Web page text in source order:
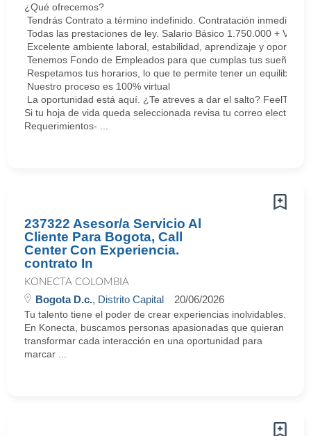
¿Qué ofrecemos?
Tendrás Contrato a término indefinido. Contratación inmediata.
Todas las prestaciones de ley. Salario Básico 1.750.000 +
Excelente ambiente laboral, estabilidad, aprendizaje y
Tenemos Fondo de Empleados para que cumplas tus sueños y
Respetamos tus horarios, lo que te permite tener un equilibrio
Nuestro proceso es 100% virtual
La oportunidad está aquí. ¿Te atreves a dar el salto?
Si tu hoja de vida queda seleccionada revisa tu correo
Requerimientos- ...
237322 Asesor/a Servicio Al
Cliente Para Bogota, Call
Center Con Experiencia.
contrato In
KONECTA COLOMBIA
Bogota D.c., Distrito Capital 20/06/2026
Tu talento tiene el poder de crear experiencias inolvidables.
En Konecta, buscamos personas apasionadas que quieran
transformar cada interacción en una oportunidad para
marcar ...